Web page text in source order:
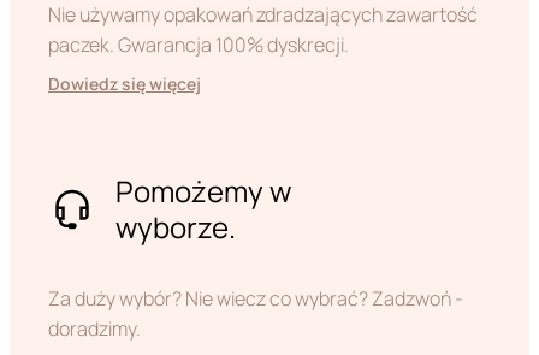
Nie używamy opakowań zdradzających zawartość
paczek. Gwarancja 100% dyskrecji.
Dowiedz się więcej
Pomożemy w
wyborze.
Za duży wybór? Nie wiecz co wybrać? Zadzwoń -
doradzimy.